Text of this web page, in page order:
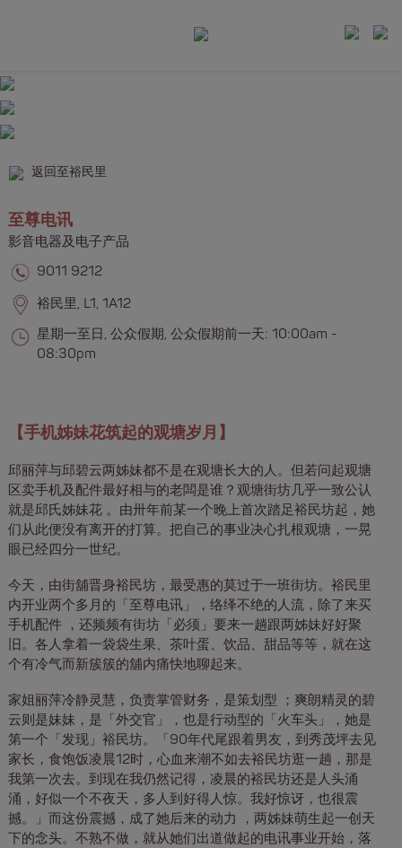
返回至裕民里
至尊电讯
影音电器及电子产品
9011 9212
裕民里, L1, 1A12
星期一至日, 公众假期, 公众假期前一天: 10:00am -
08:30pm
【手机姊妹花筑起的观塘岁月】
邱丽萍与邱碧云两姊妹都不是在观塘长大的人。但若问起观塘
区卖手机及配件最好相与的老闆是谁？观塘街坊几乎一致公认
就是邱氏姊妹花 。由卅年前某一个晚上首次踏足裕民坊起，她
们从此便没有离开的打算。把自己的事业决心扎根观塘，一晃
眼已经四分一世纪。
今天，由街舖晋身裕民坊，最受惠的莫过于一班街坊。裕民里
内开业两个多月的「至尊电讯」，络绎不绝的人流，除了来买
手机配件 ，还频频有街坊「必须」要来一趟跟两姊妹好好聚
旧。各人拿着一袋袋生果、茶叶蛋、饮品、甜品等等，就在这
个有冷气而新簇簇的舖内痛快地聊起来。
家姐丽萍冷静灵慧，负责掌管财务，是策划型 ；爽朗精灵的碧
云则是妹妹，是「外交官」，也是行动型的「火车头」，她是
第一个「发现」裕民坊。「90年代尾跟着男友，到秀茂坪去见
家长，食饱饭凌晨12时，心血来潮不如去裕民坊逛一趟，那是
我第一次去。到现在我仍然记得，凌晨的裕民坊还是人头涌
涌，好似一个不夜天，多人到好得人惊。我好惊讶，也很震
撼。」而这份震撼，成了她后来的动力 ，两姊妹萌生起一创天
下的念头。不熟不做，就从她们出道做起的电讯事业开始，落